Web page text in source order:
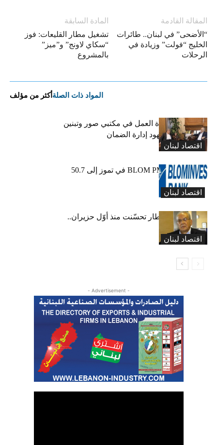
المادة السابقة
تشغيل مطار القليعات: فوز
“سكاي لاونج” و”ميز”
بالمشروع
المقالة القادمة
“الأضحى” في لبنان.. طائرات
الخليج “فولت” وزيادة في
الرحلات
المواد ذات الصلة أكثر من مؤلف
اقتصاد لبنان
كركي يعلن عودة العمل في مكتبي صور وتبنين
وطليس ينوّه بجهود إدارة الضمان
اقتصاد لبنان
ارتفاع مؤشر BLOM PMI في تموز إلى 50.7
نقطة
اقتصاد لبنان
عبود: حركة المطار تحسّنت منذ أوّل حزيران..
ولكن
- Advertisement -